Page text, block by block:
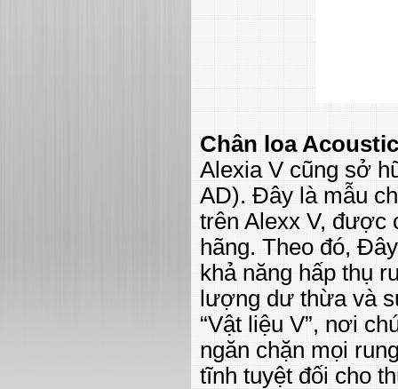
Chân loa
Alexia V cũng sở
AD). Đây là mẫu
trên Alexx V, được
hãng. Theo đó,
khả năng hấp thụ
lượng dư thừa và
“Vật liệu V”, nơi
ngăn chặn mọi
tĩnh tuyệt đối cho